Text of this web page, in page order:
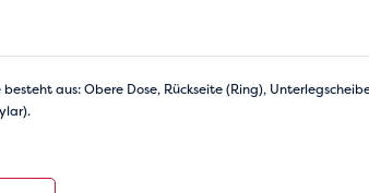
aus: Obere Dose, Rückseite (Ring),